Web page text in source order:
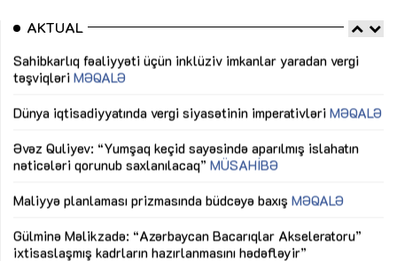
AKTUAL
Sahibkarlıq fəaliyyəti üçün inklüziv imkanlar yaradan vergi
təşviqləri MƏQALƏ
Dünya iqtisadiyyatında vergi siyasətinin imperativləri MƏQALƏ
Əvəz Quliyev: “Yumşaq keçid sayəsində aparılmış islahatın
nəticələri qorunub saxlanılacaq” MÜSAHİBƏ
Maliyyə planlaması prizmasında büdcəyə baxış MƏQALƏ
Gülminə Məlikzadə: “Azərbaycan Bacarıqlar Akseleratoru”
ixtisaslaşmış kadrların hazırlanmasını hədəfləyir”